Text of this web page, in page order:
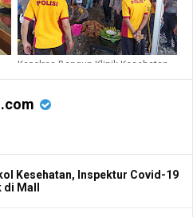
Kapolres Bangun Klinik Kesehatan
Kesehatan, Inspektur Covid-19
Mall